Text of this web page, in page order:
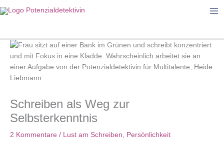
Inhalt
Schreiben als Weg zur
Selbsterkenntnis
2 Kommentare / Lust am Schreiben, Persönlichkeit